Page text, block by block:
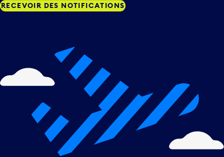
RECEVOIR DES NOTIFICATIONS